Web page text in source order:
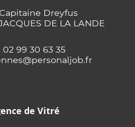
Dreyfus
DE LA LANDE
02 99 30 63 35
de Vitré